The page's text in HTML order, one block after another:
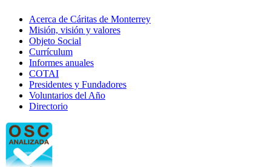
Acerca de Cáritas de Monterrey
Misión, visión y valores
Objeto Social
Currículum
Informes anuales
COTAI
Presidentes y Fundadores
Voluntarios del Año
Directorio